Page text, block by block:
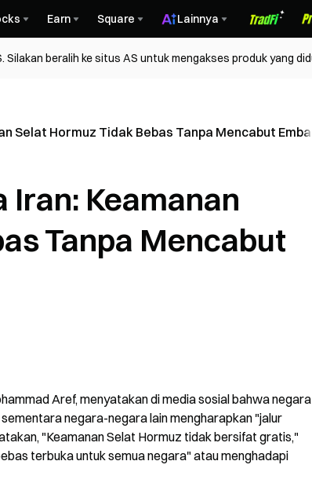
Earn Square Lainnya
beralih ke situs AS untuk mengakses produk yang
Selat Hormuz Tidak Bebas Tanpa Mencabut
Keamanan
Tanpa Mencabut
Aref, menyatakan di media sosial bahwa negara
negara-negara lain mengharapkan "jalur
"Keamanan Selat Hormuz tidak bersifat gratis,"
terbuka untuk semua negara" atau menghadapi